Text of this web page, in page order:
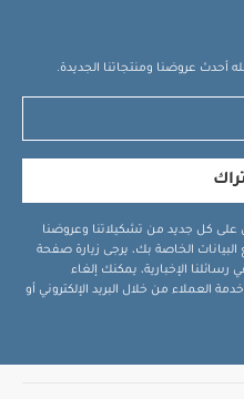
أحدث عروضنا ومنتجاتنا الجديدة.
على كل جديد من تشكيلاتنا وعروضنا
الخاصة بك، يرجى زيارة صفحة
رسائلنا الإخبارية، يمكنك إلغاء
العملاء من خلال البريد الإلكتروني أو